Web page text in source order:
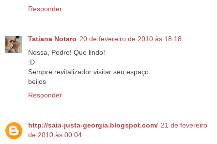
Responder
Tatiana Notaro 20 de fevereiro de 2010 às 18:18
Nossa, Pedro! Que lindo!
:D
Sempre revitalizador visitar seu espaço.
beijos
Responder
http://saia-justa-georgia.blogspot.com/ 21 de fevereiro
de 2010 às 00:04